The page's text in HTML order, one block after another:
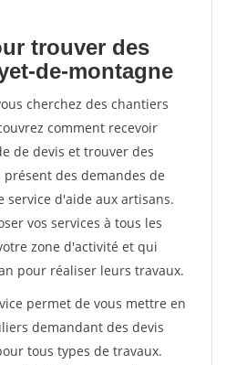
trouver des
de-montagne
cherchez des chantiers
comment recevoir
de devis et trouver des
présent des demandes de
d'aide aux artisans.
vos services à tous les
zone d'activité et qui
pour réaliser leurs travaux.
permet de vous mettre en
demandant des devis
tous types de travaux.